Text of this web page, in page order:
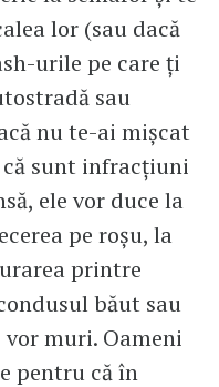
lor (sau dacă
urile pe care ți
sau
nu te-ai mișcat
că sunt infracțiuni
ele vor duce la
pe roșu, la
printre
băut sau
muri. Oameni
pentru că în